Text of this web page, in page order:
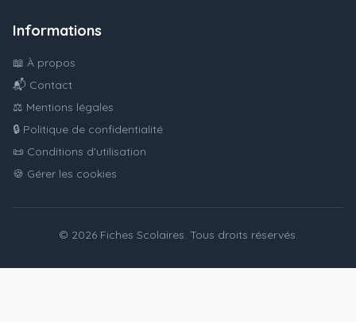
Informations
📖 À propos
📬 Contact
⚖️ Mentions légales
🔒 Politique de confidentialité
📜 Conditions d'utilisation
🍪 Gérer les cookies
© 2026 Fiches Scolaires. Tous droits réservés.